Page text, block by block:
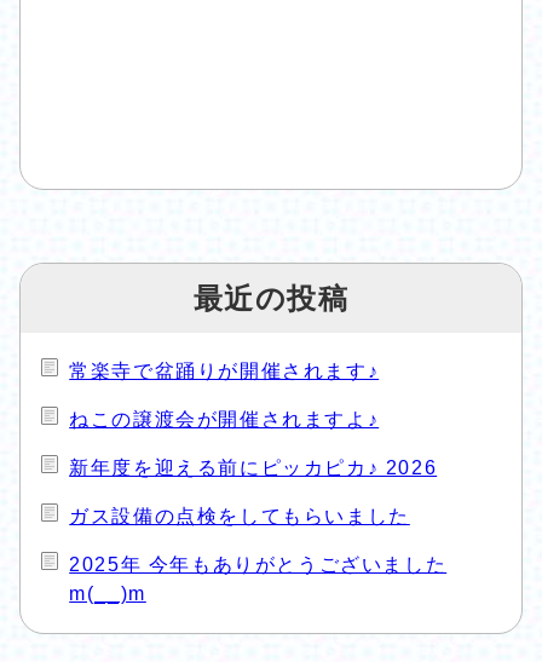
最近の投稿
常楽寺で盆踊りが開催されます♪
ねこの譲渡会が開催されますよ♪
新年度を迎える前にピッカピカ♪ 2026
ガス設備の点検をしてもらいました
2025年 今年もありがとうございました
m(__)m